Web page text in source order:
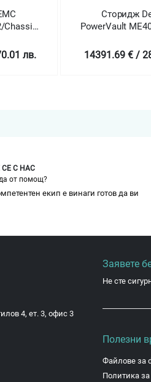
Chassis
Dual
лв.
Сторидж
PowerVault
HotPlug/
14391.69 € /
С НАС
от помощ?
екип е винаги готов да ви
4, ет. 3, офис 3
Заявете
Не сте
Полезни
Файлове за
Политика